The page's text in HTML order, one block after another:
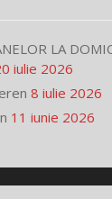
LA
iulie 2026
8 iulie 2026
11 iunie 2026